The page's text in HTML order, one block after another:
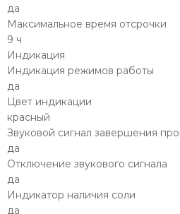
да
Максимальное время отсрочки
9 ч
Индикация
Индикация режимов работы
да
Цвет индикации
красный
Звуковой сигнал завершения
да
Отключение звукового сигнала
да
Индикатор наличия соли
да